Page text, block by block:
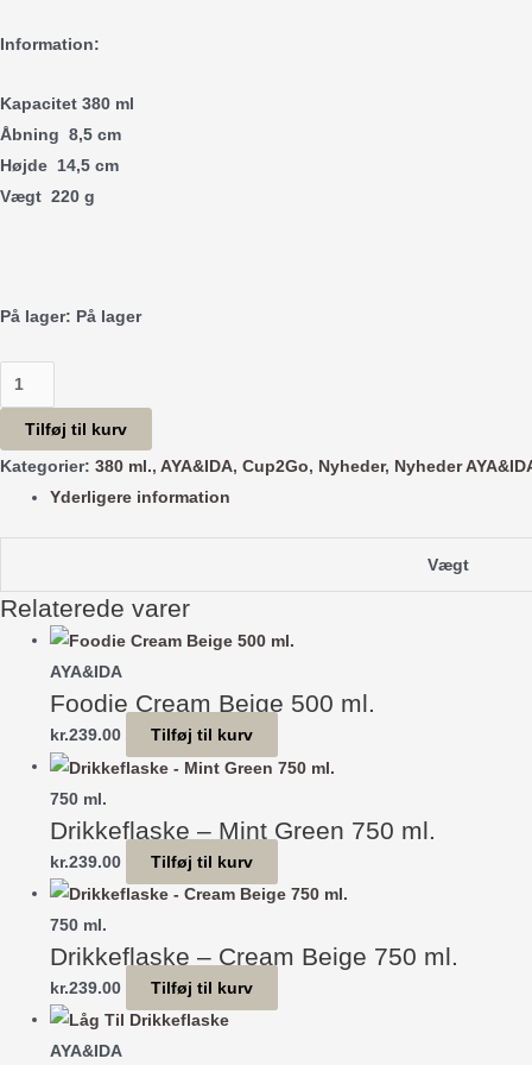
Information:
Kapacitet 380 ml
Åbning 8,5 cm
Højde 14,5 cm
Vægt 220 g
På lager: På lager
Cup2Go
-
Dusty
Rose
antal
Tilføj til kurv
Kategorier: 380 ml., AYA&IDA, Cup2Go, Nyheder, Nyheder
Yderligere information
Vægt
Relaterede varer
AYA&IDA
Foodie Cream Beige 500 ml.
kr.239.00 Tilføj til kurv
750 ml.
Drikkeflaske – Mint Green 750 ml.
kr.239.00 Tilføj til kurv
750 ml.
Drikkeflaske – Cream Beige 750 ml.
kr.239.00 Tilføj til kurv
AYA&IDA